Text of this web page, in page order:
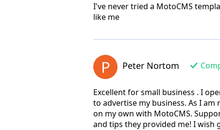
I've never tried a MotoCMS
like me
P Peter Nortom
Excellent for small business . I
to advertise my business. As I
on my own with MotoCMS.
and tips they provided me! I wish